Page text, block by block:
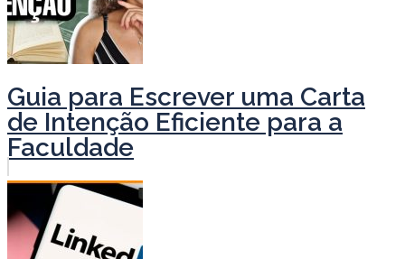
Guia para Escrever uma Carta
de Intenção Eficiente para a
Faculdade